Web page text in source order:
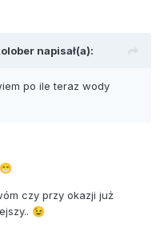
napisał(a):
po ile teraz wody
😁
czy przy okazji już
😉